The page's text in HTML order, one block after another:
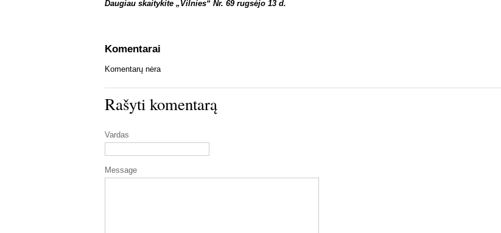
Daugiau skaitykite „Vilnies“ Nr. 69 rugsėjo 13 d.
Komentarai
Komentarų nėra
Rašyti komentarą
Vardas
Message